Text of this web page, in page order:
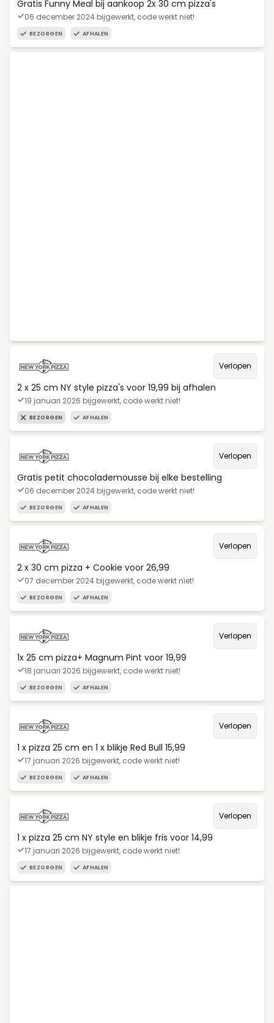
Gratis Funny Meal bij aankoop 2x 30 cm pizza's
06 december 2024 bijgewerkt, code werkt niet!
BEZORGEN AFHALEN
Verlopen
2 x 25 cm NY style pizza's voor 19,99 bij afhalen
19 januari 2026 bijgewerkt, code werkt niet!
BEZORGEN AFHALEN
Verlopen
Gratis petit chocolademousse bij elke bestelling
06 december 2024 bijgewerkt, code werkt niet!
BEZORGEN AFHALEN
Verlopen
2 x 30 cm pizza + Cookie voor 26,99
07 december 2024 bijgewerkt, code werkt niet!
BEZORGEN AFHALEN
Verlopen
1x 25 cm pizza+ Magnum Pint voor 19,99
18 januari 2026 bijgewerkt, code werkt niet!
BEZORGEN AFHALEN
Verlopen
1 x pizza 25 cm en 1 x blikje Red Bull 15,99
17 januari 2026 bijgewerkt, code werkt niet!
BEZORGEN AFHALEN
Verlopen
1 x pizza 25 cm NY style en blikje fris voor 14,99
17 januari 2026 bijgewerkt, code werkt niet!
BEZORGEN AFHALEN